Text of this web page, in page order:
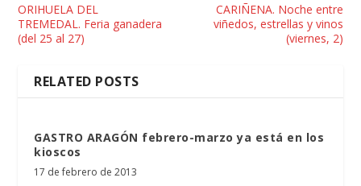
ORIHUELA DEL
TREMEDAL. Feria ganadera
(del 25 al 27)
CARIÑENA. Noche entre
viñedos, estrellas y vinos
(viernes, 2)
RELATED POSTS
GASTRO ARAGÓN febrero-marzo ya está en los
kioscos
17 de febrero de 2013